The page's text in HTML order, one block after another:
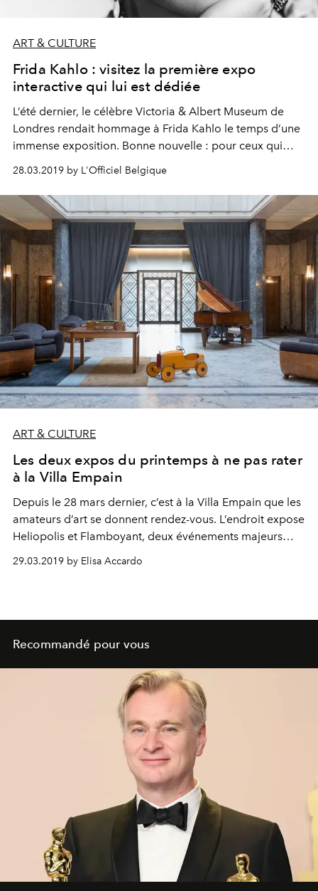
ART & CULTURE
Frida Kahlo : visitez la première expo
interactive qui lui est dédiée
L’été dernier, le célèbre Victoria & Albert Museum de
Londres rendait hommage à Frida Kahlo le temps d’une
immense exposition. Bonne nouvelle : pour ceux qui
maintenant disponible directement sur ordinateur ou
téléphone.
28.03.2019 by L'Officiel Belgique
ART & CULTURE
Les deux expos du printemps à ne pas rater
à la Villa Empain
Depuis le 28 mars dernier, c’est à la Villa Empain que les
amateurs d’art se donnent rendez-vous. L’endroit expose
Heliopolis et Flamboyant, deux événements majeurs
ainsi que les œuvres phares des années 20 et 30.
29.03.2019 by Elisa Accardo
Recommandé pour vous